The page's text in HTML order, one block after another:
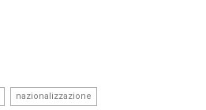
nazionalizzazione